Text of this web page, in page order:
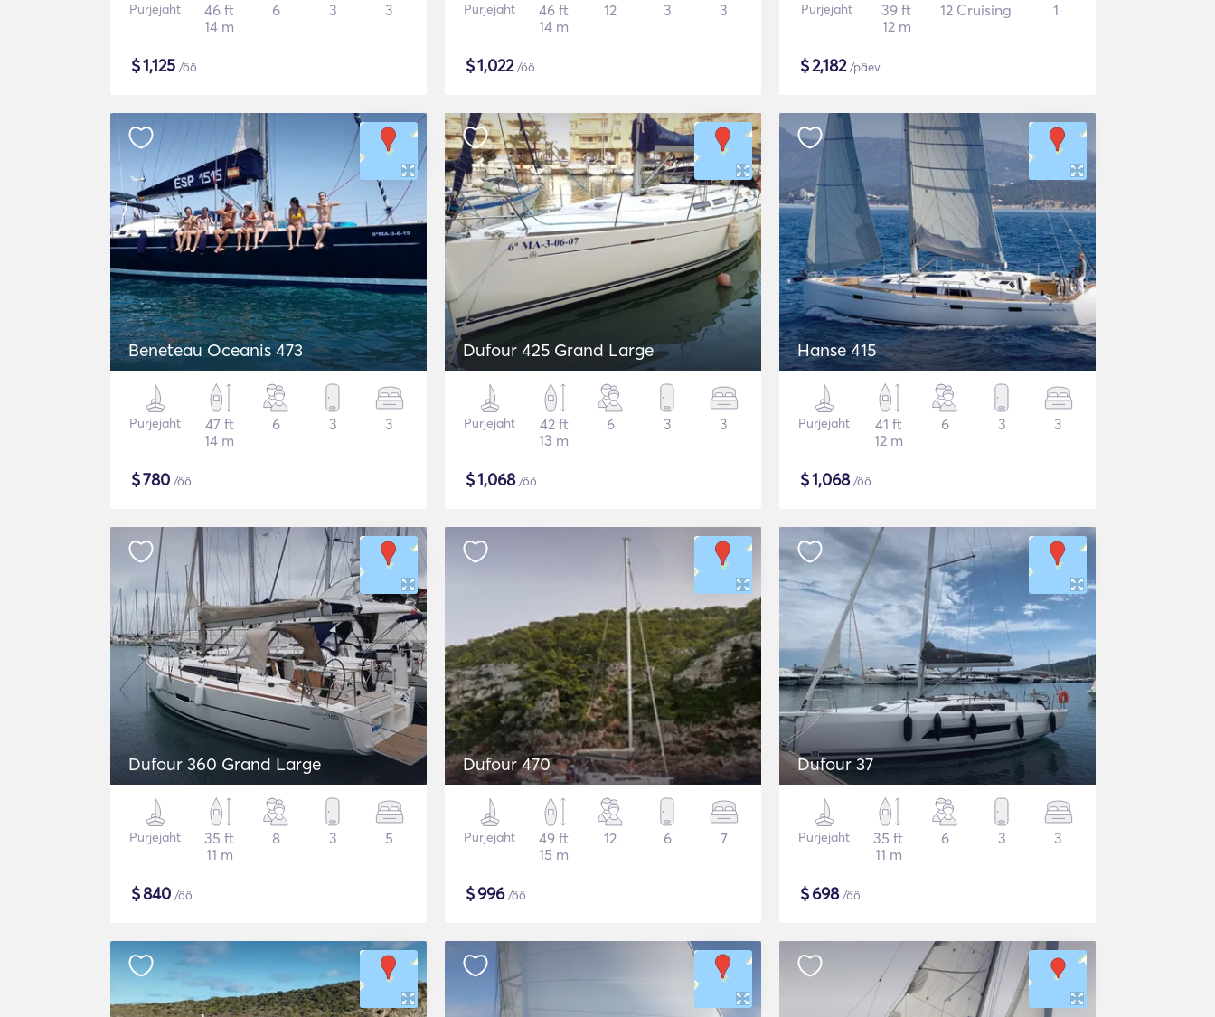
Purjejaht
46 ft
14 m
6 3 3
$1,125 /öö
Purjejaht
46 ft
14 m
12 3 3
$1,022/öö
Purjejaht
39 ft
12 m
12 Cruising 1
$2,182/päev
Beneteau Oceanis 473
Purjejaht
47 ft
14 m
6 3 3
$780 /öö
Dufour 425 Grand Large
Purjejaht
42 ft
13 m
6 3 3
$1,068/öö
Hanse 415
Purjejaht
41 ft
12 m
6 3 3
$1,068/öö
Dufour 360 Grand Large
Purjejaht
35 ft
11 m
8 3 5
$840 /öö
Dufour 470
Purjejaht
49 ft
15 m
12 6 7
$996/öö
Dufour 37
Purjejaht
35 ft
11 m
6 3 3
$698/öö